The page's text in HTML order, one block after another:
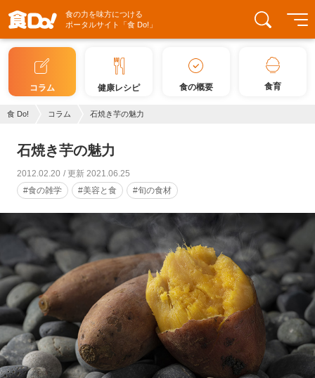
食の力を味方につける
ポータルサイト「食 Do!」
コラム 健康レシピ 食の概要 食育
食 Do! コラム 石焼き芋の魅力
石焼き芋の魅力
2012.02.20
更新 2021.06.25
#食の雑学
#美容と食 #旬の食材